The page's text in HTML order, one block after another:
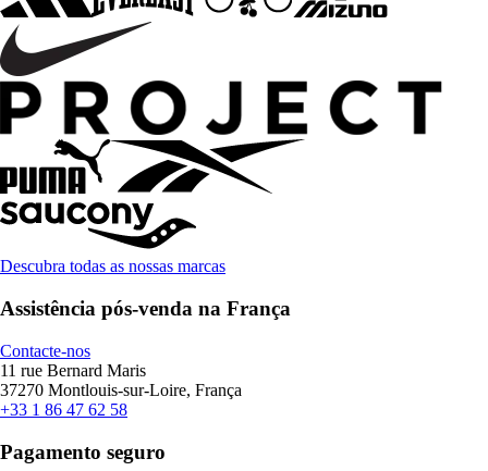
Descubra todas as nossas marcas
Assistência pós-venda na França
Contacte-nos
11 rue Bernard Maris
37270 Montlouis-sur-Loire, França
+33 1 86 47 62 58
Pagamento seguro